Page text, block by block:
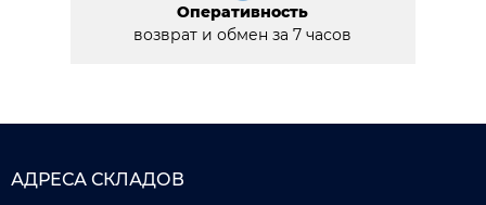
Оперативность
возврат и обмен за 7 часов
АДРЕСА СКЛАДОВ